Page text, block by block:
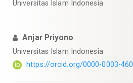
Universitas Islam Indonesia
Anjar Priyono
Universitas Islam Indonesia
https://orcid.org/0000-0003-